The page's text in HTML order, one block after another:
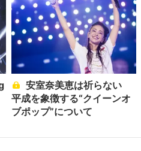
安室奈美恵は祈らない
平成を象徴する“クイーンオ
ブポップ”について